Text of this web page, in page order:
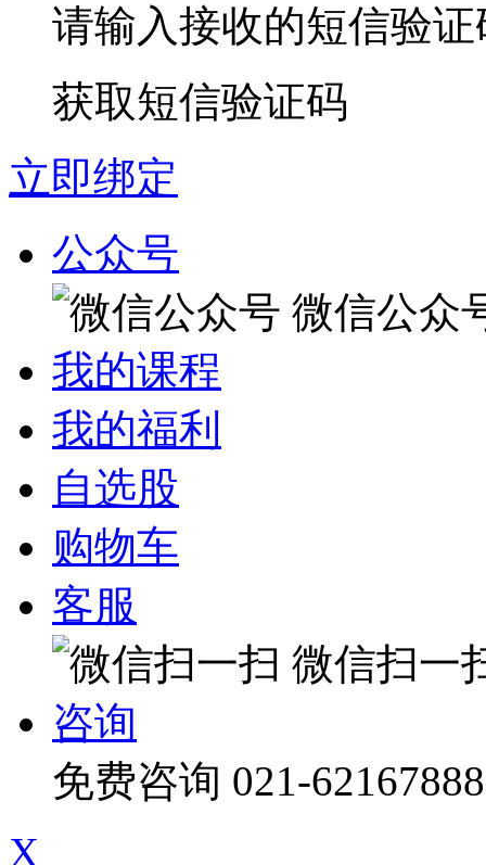
请输入接收的短信验证
获取短信验证码
立即绑定
公众号
微信公众
我的课程
我的福利
自选股
购物车
客服
微信扫一
咨询
免费咨询 021-62167888
X